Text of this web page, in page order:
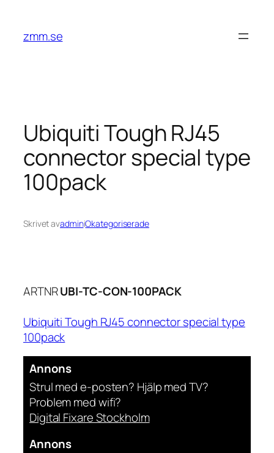
innehåll
zmm.se
Ubiquiti Tough RJ45
connector special type
100pack
Skrivet avadminiOkategoriserade
ARTNRUBI-TC-CON-100PACK
Ubiquiti Tough RJ45 connector special type
100pack
Annons
Strul med e-posten? Hjälp med TV?
Problem med wifi?
Digital Fixare Stockholm
Annons